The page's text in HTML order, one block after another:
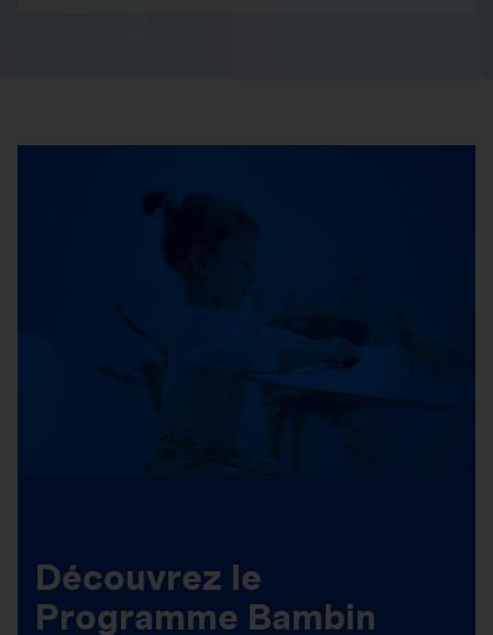
Découvrez le
Programme Bambin